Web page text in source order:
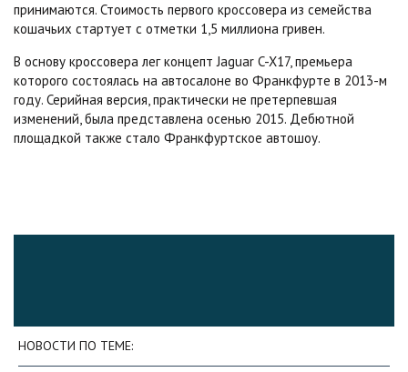
принимаются. Стоимость первого кроссовера из семейства
кошачьих стартует с отметки 1,5 миллиона гривен.
В основу кроссовера лег концепт Jaguar C-X17, премьера
которого состоялась на автосалоне во Франкфурте в 2013-м
году. Серийная версия, практически не претерпевшая
изменений, была представлена осенью 2015. Дебютной
площадкой также стало Франкфуртское автошоу.
НОВОСТИ ПО ТЕМЕ: